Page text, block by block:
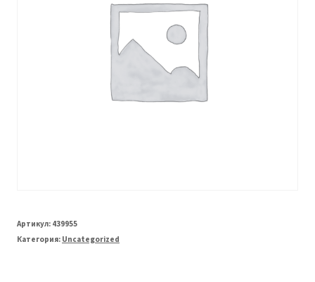
Артикул: 439955
Категория: Uncategorized